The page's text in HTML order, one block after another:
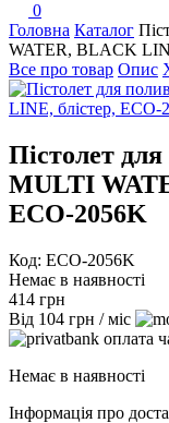
0
Головна Каталог
WATER, BLACK
Все про товар Опис
Пістолет
MULTI
ECO-2056K
Код: ECO-2056K
Немає в наявності
414 грн
Від 104 грн / міс
Немає в наявності
Інформація про